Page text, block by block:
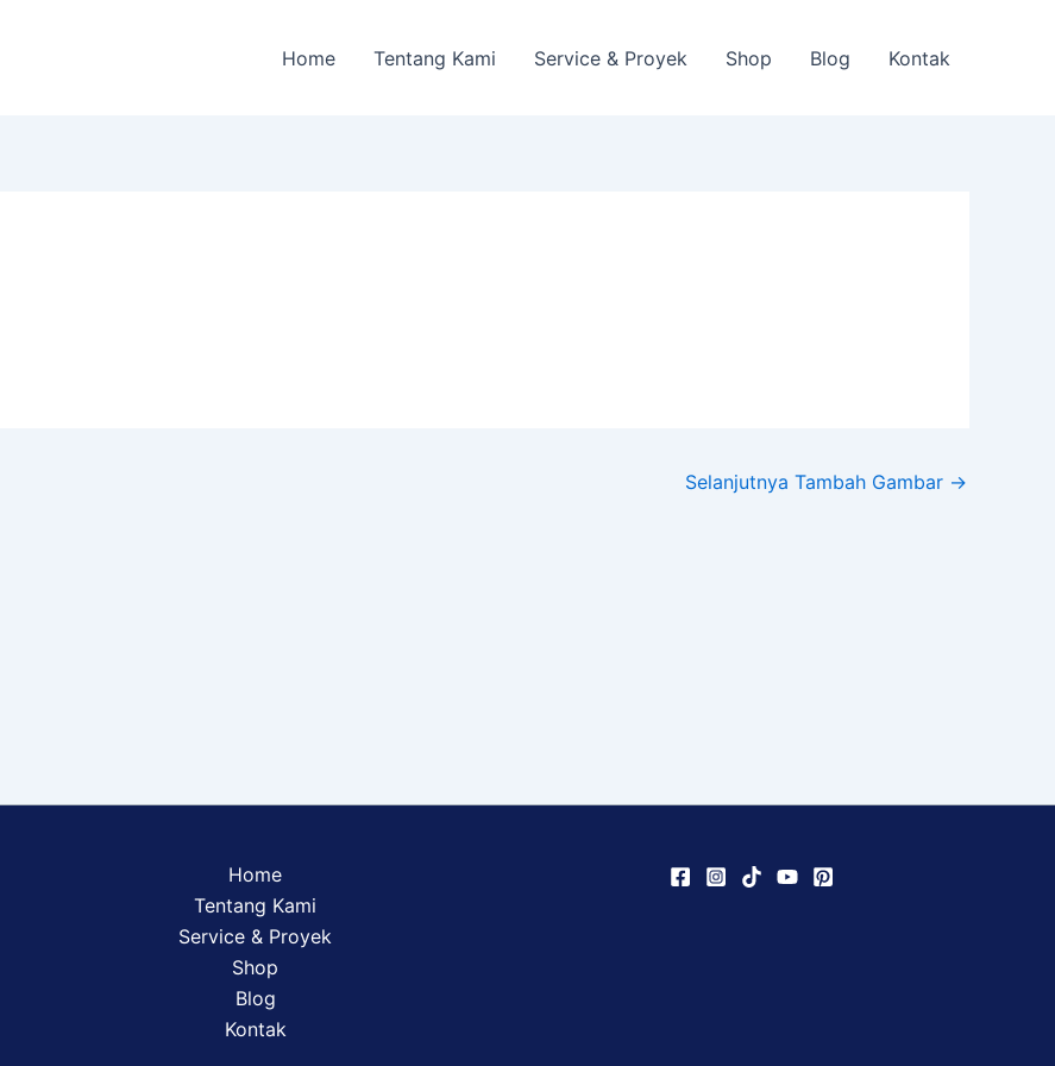
Home Tentang Kami Service & Proyek Shop Blog Kontak
Selanjutnya Tambah Gambar →
Home
Tentang Kami
Service & Proyek
Shop
Blog
Kontak